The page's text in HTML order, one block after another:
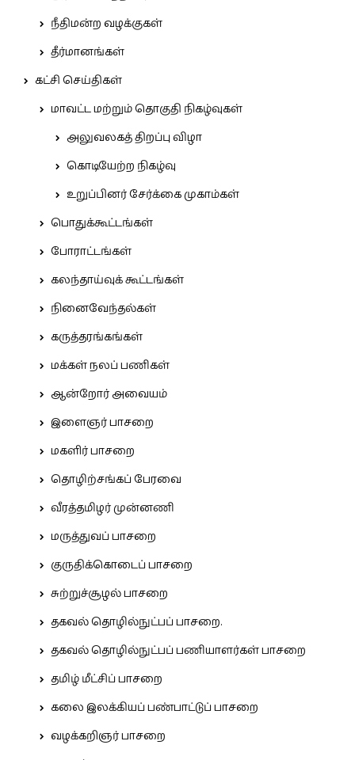
நீதிமன்ற வழக்குகள்
தீர்மானங்கள்
கட்சி செய்திகள்
மாவட்ட மற்றும் தொகுதி நிகழ்வுகள்
அலுவலகத் திறப்பு விழா
கொடியேற்ற நிகழ்வு
உறுப்பினர் சேர்க்கை முகாம்கள்
பொதுக்கூட்டங்கள்
போராட்டங்கள்
கலந்தாய்வுக் கூட்டங்கள்
நினைவேந்தல்கள்
கருத்தரங்கங்கள்
மக்கள் நலப் பணிகள்
ஆன்றோர் அவையம்
இளைஞர் பாசறை
மகளிர் பாசறை
தொழிற்சங்கப் பேரவை
வீரத்தமிழர் முன்னணி
மருத்துவப் பாசறை
குருதிக்கொடைப் பாசறை
சுற்றுச்சூழல் பாசறை
தகவல் தொழில்நுட்பப் பாசறை.
தகவல் தொழில்நுட்பப் பணியாளர்கள் பாசறை
தமிழ் மீட்சிப் பாசறை
கலை இலக்கியப் பண்பாட்டுப் பாசறை
வழக்கறிஞர் பாசறை